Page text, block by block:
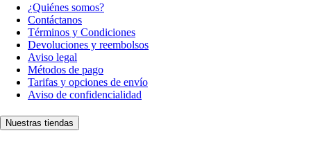
¿Quiénes somos?
Contáctanos
Términos y Condiciones
Devoluciones y reembolsos
Aviso legal
Métodos de pago
Tarifas y opciones de envío
Aviso de confidencialidad
Nuestras tiendas